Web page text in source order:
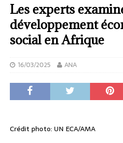
Les experts
développement
social en Afrique
16/03/2025 ANA
Crédit photo: UN ECA/AMA